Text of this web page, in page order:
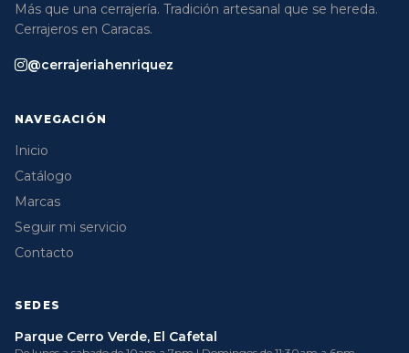
Más que una cerrajería. Tradición artesanal que se hereda.
Cerrajeros en Caracas.
@cerrajeriahenriquez
NAVEGACIÓN
Inicio
Catálogo
Marcas
Seguir mi servicio
Contacto
SEDES
Parque Cerro Verde, El Cafetal